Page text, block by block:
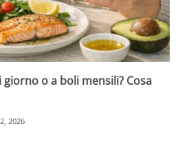
o a boli mensili? Cosa
2026